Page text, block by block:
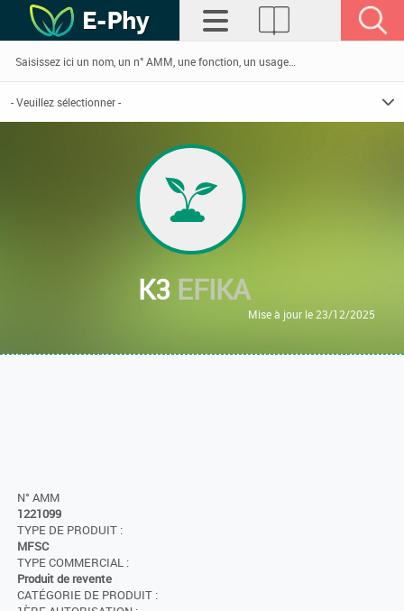
K3 EFIKA
Mise à jour le 23/12/2025
N° AMM
1221099
TYPE DE PRODUIT :
MFSC
TYPE COMMERCIAL :
Produit de revente
CATÉGORIE DE PRODUIT :